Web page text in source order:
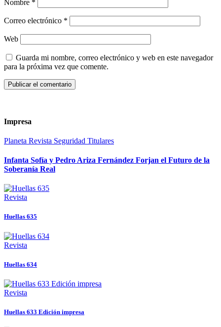
Nombre *
Correo electrónico *
Web
Guarda mi nombre, correo electrónico y web en este navegador
para la próxima vez que comente.
Impresa
Planeta Revista Seguridad Titulares
Infanta Sofía y Pedro Ariza Fernández Forjan el Futuro de la
Soberanía Real
Revista
Huellas 635
Revista
Huellas 634
Revista
Huellas 633 Edición impresa